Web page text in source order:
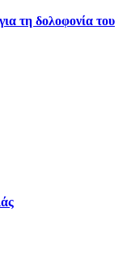
τη δολοφονία του